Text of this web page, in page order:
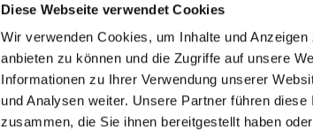
Diese Webseite verwendet Cookies
Wir verwenden Cookies, um Inhalte und
anbieten zu können und die Zugriffe auf unsere
Informationen zu Ihrer Verwendung unserer
und Analysen weiter. Unsere Partner führen
zusammen, die Sie ihnen bereitgestellt haben